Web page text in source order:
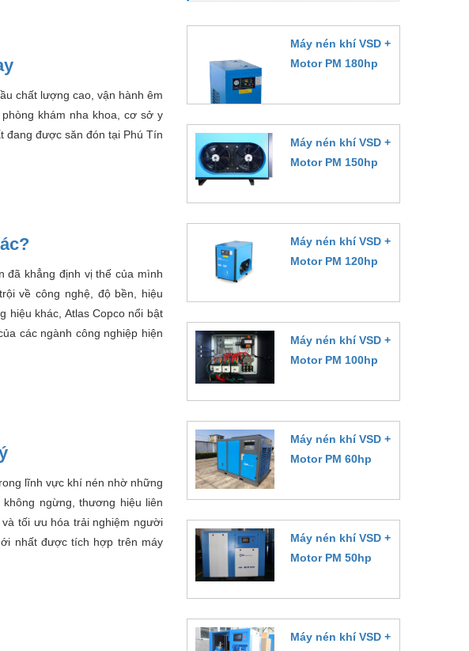
chất lượng cao, vận hành êm
khám nha khoa, cơ sở y
đang được săn đón tại Phú Tín
đã khẳng định vị thế của mình
về công nghệ, độ bền, hiệu
hiệu khác, Atlas Copco nổi bật
các ngành công nghiệp hiện
lĩnh vực khí nén nhờ những
ngừng, thương hiệu liên
tối ưu hóa trải nghiệm người
nhất được tích hợp trên máy
Máy nén khí VSD +
Motor PM 180hp
Máy nén khí VSD +
Motor PM 150hp
Máy nén khí VSD +
Motor PM 120hp
Máy nén khí VSD +
Motor PM 100hp
Máy nén khí VSD +
Motor PM 60hp
Máy nén khí VSD +
Motor PM 50hp
Máy nén khí VSD +